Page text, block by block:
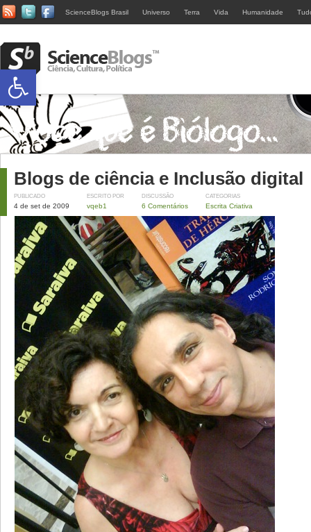
ScienceBlogs Brasil Universo Terra Vida Humanidade
Blogs de ciência e Inclusão digital
PUBLICADO
4 de set de 2009
ESCRITO POR
vqeb1
DISCUSSÃO
6 Comentários
CATEGORIAS
Escrita Criativa
Abrir a barra de ferramentas